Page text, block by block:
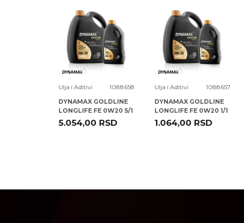
Ulja i Aditivi
1088658
DYNAMAX GOLDLINE
LONGLIFE FE 0W20 5/1
( X3 )
5.054,00 RSD
Ulja i Aditivi
1088657
DYNAMAX GOLDLINE
LONGLIFE FE 0W20 1/1
( X12 )
1.064,00 RSD